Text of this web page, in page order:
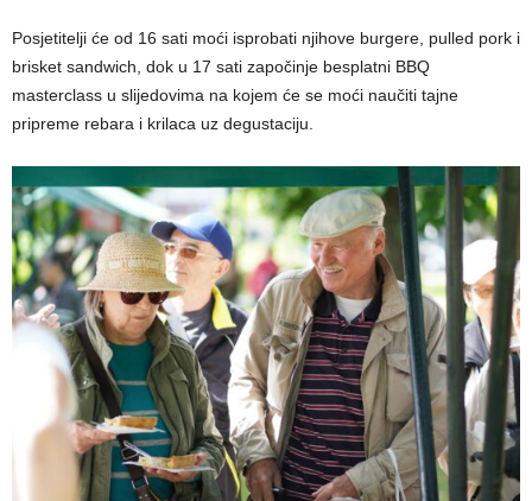
Posjetitelji će od 16 sati moći isprobati njihove burgere, pulled pork i
brisket sandwich, dok u 17 sati započinje besplatni BBQ
masterclass u slijedovima na kojem će se moći naučiti tajne
pripreme rebara i krilaca uz degustaciju.